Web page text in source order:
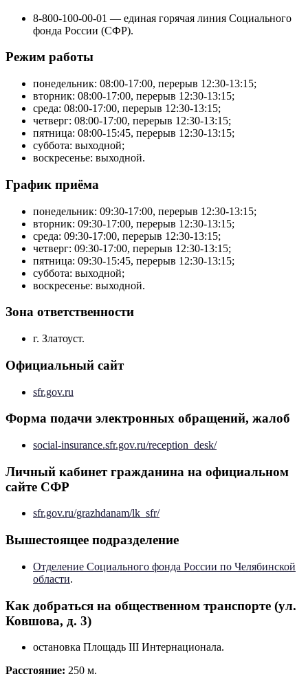
8-800-100-00-01 — единая горячая линия Социального
фонда России (СФР).
Режим работы
понедельник: 08:00-17:00, перерыв 12:30-13:15;
вторник: 08:00-17:00, перерыв 12:30-13:15;
среда: 08:00-17:00, перерыв 12:30-13:15;
четверг: 08:00-17:00, перерыв 12:30-13:15;
пятница: 08:00-15:45, перерыв 12:30-13:15;
суббота: выходной;
воскресенье: выходной.
График приёма
понедельник: 09:30-17:00, перерыв 12:30-13:15;
вторник: 09:30-17:00, перерыв 12:30-13:15;
среда: 09:30-17:00, перерыв 12:30-13:15;
четверг: 09:30-17:00, перерыв 12:30-13:15;
пятница: 09:30-15:45, перерыв 12:30-13:15;
суббота: выходной;
воскресенье: выходной.
Зона ответственности
г. Златоуст.
Официальный сайт
sfr.gov.ru
Форма подачи электронных обращений, жалоб
social-insurance.sfr.gov.ru/reception_desk/
Личный кабинет гражданина на официальном
сайте СФР
sfr.gov.ru/grazhdanam/lk_sfr/
Вышестоящее подразделение
Отделение Социального фонда России по Челябинской
области.
Как добраться на общественном транспорте (ул.
Ковшова, д. 3)
остановка Площадь III Интернационала.
Расстояние: 250 м.